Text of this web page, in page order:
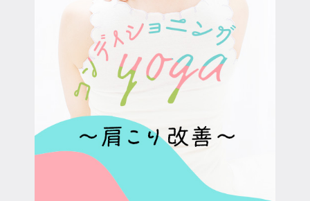
会員規約について
クラス参加にあたっての同意書
特定商取引にかかわる表示